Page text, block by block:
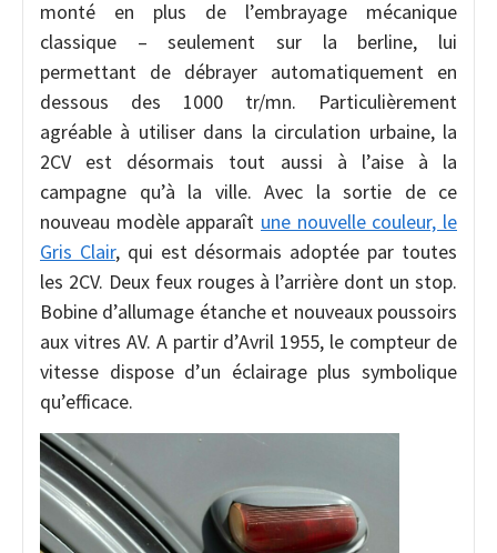
monté en plus de l’embrayage mécanique
classique – seulement sur la berline, lui
permettant de débrayer automatiquement en
dessous des 1000 tr/mn. Particulièrement
agréable à utiliser dans la circulation urbaine, la
2CV est désormais tout aussi à l’aise à la
campagne qu’à la ville. Avec la sortie de ce
nouveau modèle apparaît une nouvelle couleur, le
Gris Clair, qui est désormais adoptée par toutes
les 2CV. Deux feux rouges à l’arrière dont un stop.
Bobine d’allumage étanche et nouveaux poussoirs
aux vitres AV. A partir d’Avril 1955, le compteur de
vitesse dispose d’un éclairage plus symbolique
qu’efficace.